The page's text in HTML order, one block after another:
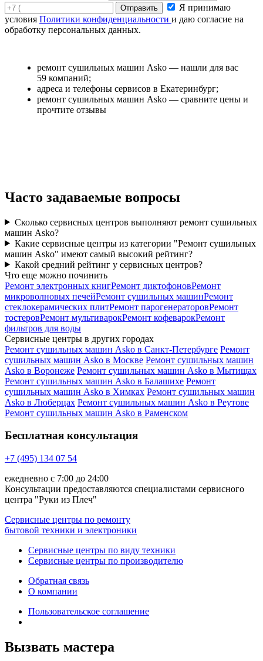
Я принимаю
условия Политики конфиденциальности и даю согласие на
обработку персональных данных.
ремонт сушильных машин Asko — нашли для вас
59 компаний;
адреса и телефоны сервисов в Екатеринбург;
ремонт сушильных машин Asko — сравните цены и
прочтите отзывы
Часто задаваемые вопросы
Сколько сервисных центров выполняют ремонт сушильных
машин Asko?
Какие сервисные центры из категории "Ремонт сушильных
машин Asko" имеют самый высокий рейтинг?
Какой средний рейтинг у сервисных центров?
Что еще можно починить
Ремонт электронных книгРемонт диктофоновРемонт
микроволновых печейРемонт сушильных машинРемонт
стеклокерамических плитРемонт парогенераторовРемонт
тостеровРемонт мультиварокРемонт кофеварокРемонт
фильтров для воды
Сервисные центры в других городах
Ремонт сушильных машин Asko в Санкт-Петербурге Ремонт
сушильных машин Asko в Москве Ремонт сушильных машин
Asko в Воронеже Ремонт сушильных машин Asko в Мытищах
Ремонт сушильных машин Asko в Балашихе Ремонт
сушильных машин Asko в Химках Ремонт сушильных машин
Asko в Люберцах Ремонт сушильных машин Asko в Реутове
Ремонт сушильных машин Asko в Раменском
Бесплатная консультация
+7 (495) 134 07 54
ежедневно с 7:00 до 24:00
Консультации предоставляются специалистами сервисного
центра "Руки из Плеч"
Сервисные центры по ремонту
бытовой техники и электроники
Сервисные центры по виду техники
Сервисные центры по производителю
Обратная связь
О компании
Пользовательское соглашение
Вызвать мастера